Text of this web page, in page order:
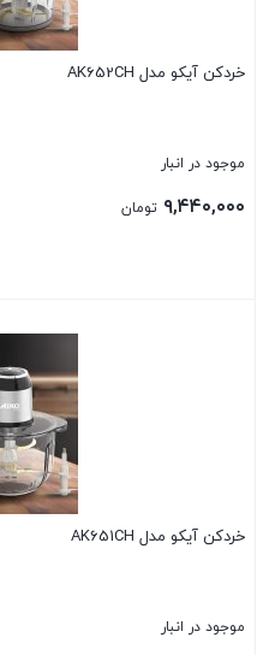
خردکن آیکو مدل AK652CH
موجود در انبار
۹,۴۴۰,۰۰۰ تومان
خردکن آیکو مدل AK651CH
موجود در انبار